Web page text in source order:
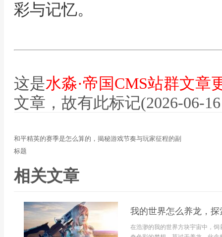
彩与记忆。
这是水淼·帝国CMS站群文章
文章，故有此标记(2026-06-
和平精英的赛季是怎么算的，揭秘游戏节奏与玩家征程的副
标题
相关文章
我的世界怎么养龙，
在浩渺的我的世界方块宇宙中，